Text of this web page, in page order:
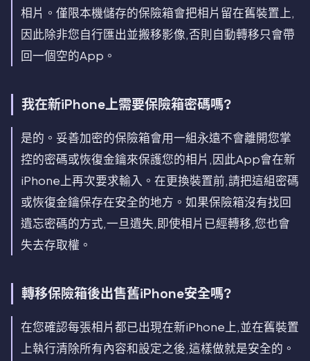
相片。僅限本機儲存的保險箱會把相片留在舊裝置上,
因此除非您自行匯出並搬移影像,否則自動轉移只會帶
回一個空的App。
我在新iPhone上需要保險箱密碼嗎?
是的。妥善加密的保險箱會用一組永遠不會離開您掌
控的密碼或恢復金鑰來保護您的相片,因此App會在新
iPhone上再次要求輸入。在更換裝置前,請把這組密碼
或恢復金鑰保存在安全的地方。如果保險箱沒有找回
遺忘密碼的方式,一旦遺失,即使相片已經轉移,您也會
失去存取權。
轉移保險箱後出售舊iPhone安全嗎?
在您確認每張相片都已出現在新iPhone上,並在舊裝置
上執行清除所有內容和設定之後,這樣做就是安全的。